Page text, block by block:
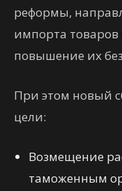
реформы,
импорта
повышение их
При этом новый
цели:
Возмещение
таможенным